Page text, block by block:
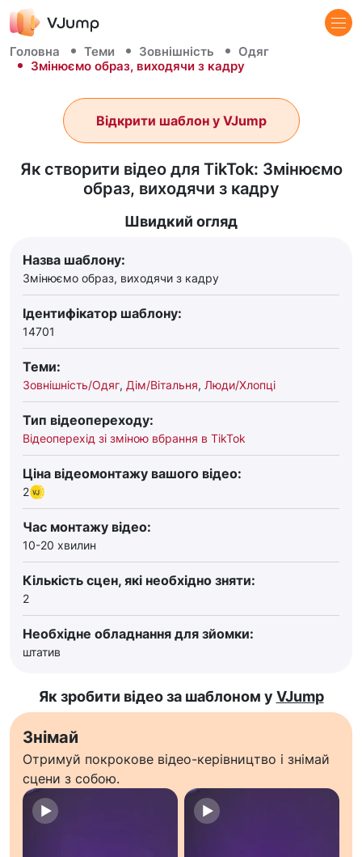
Головна Теми Зовнішність
Одяг
Змінюємо образ, виходячи з кадру
Як створити відео для TikTok: Змінюємо
образ, виходячи з кадру
Відкрити шаблон у VJump
Швидкий огляд
Назва шаблону:
Змінюємо образ, виходячи з кадру
Ідентифікатор шаблону:
14701
Теми:
Зовнішність/Одяг, Дім/Вітальня, Люди/Хлопці
Тип відеопереходу:
Відеоперехід зі зміною вбрання в TikTok
Ціна відеомонтажу вашого відео:
2
Час монтажу відео:
10-20 хвилин
Кількість сцен, які необхідно зняти:
2
Необхідне обладнання для зйомки:
штатив
Як зробити відео за шаблоном у VJump
Знімай
Отримуй покрокове відео-керівництво і знімай
сцени з собою.